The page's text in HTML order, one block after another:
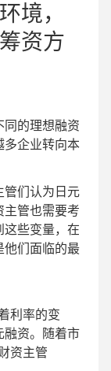
境，
资方
同的理想融资
多企业转向本
管们认为日元
主管也需要考
这些变量，在
他们面临的最
利率的变
融资。随着市
资主管